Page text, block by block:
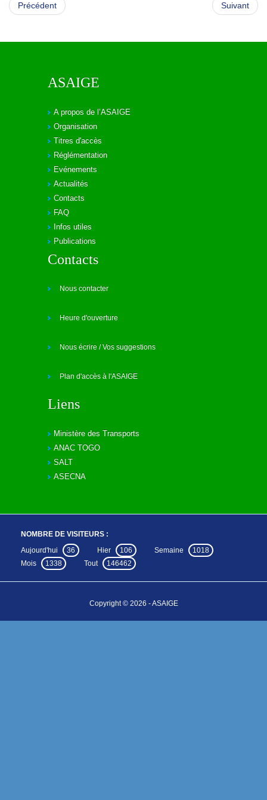
Précédent Suivant
ASAIGE
A propos de l’ASAIGE
Organisation
Titres d'accès
Réglémentation
Evénements
Actualités
Contacts
FAQ
Infos utiles
Publications
Contacts
Nous contacter
Heure d'ouverture
Nous écrire / Vos suggestions
Plan d'accès à l'ASAIGE
Liens
Ministère des Transports
ANAC TOGO
SALT
ASECNA
NOMBRE DE VISITEURS :
Aujourd'hui
36 Hier 106 Semaine
1018
Mois
1338 Tout 146462
Copyright © 2026 - ASAIGE